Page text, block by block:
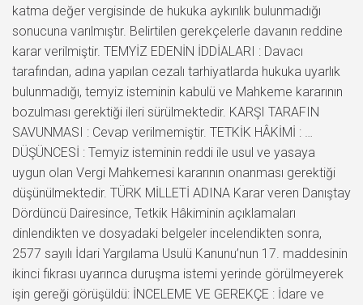
katma değer vergisinde de hukuka aykırılık bulunmadığı
sonucuna varılmıştır. Belirtilen gerekçelerle davanın reddine
karar verilmiştir. TEMYİZ EDENİN İDDİALARI : Davacı
tarafından, adına yapılan cezalı tarhiyatlarda hukuka uyarlık
bulunmadığı, temyiz isteminin kabulü ve Mahkeme kararının
bozulması gerektiği ileri sürülmektedir. KARŞI TARAFIN
SAVUNMASI : Cevap verilmemiştir. TETKİK HÂKİMİ : …
DÜŞÜNCESİ : Temyiz isteminin reddi ile usul ve yasaya
uygun olan Vergi Mahkemesi kararının onanması gerektiği
düşünülmektedir. TÜRK MİLLETİ ADINA Karar veren Danıştay
Dördüncü Dairesince, Tetkik Hâkiminin açıklamaları
dinlendikten ve dosyadaki belgeler incelendikten sonra,
2577 sayılı İdari Yargılama Usulü Kanunu’nun 17. maddesinin
ikinci fıkrası uyarınca duruşma istemi yerinde görülmeyerek
işin gereği görüşüldü: İNCELEME VE GEREKÇE : İdare ve